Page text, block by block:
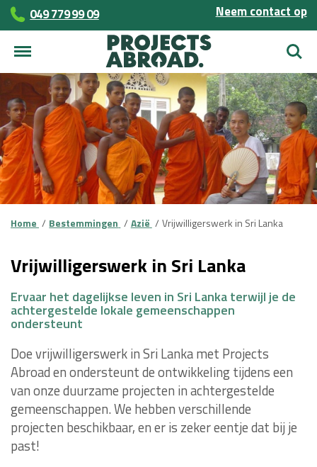
049 779 99 09 Neem contact op
Zoek
Home Bestemmingen Azië Vrijwilligerswerk in Sri Lanka
Vrijwilligerswerk in Sri Lanka
Ervaar het dagelijkse leven in Sri Lanka terwijl je de
achtergestelde lokale gemeenschappen
ondersteunt
Doe vrijwilligerswerk in Sri Lanka met Projects
Abroad en ondersteunt de ontwikkeling tijdens een
van onze duurzame projecten in achtergestelde
gemeenschappen. We hebben verschillende
projecten beschikbaar, en er is zeker eentje dat bij je
past!